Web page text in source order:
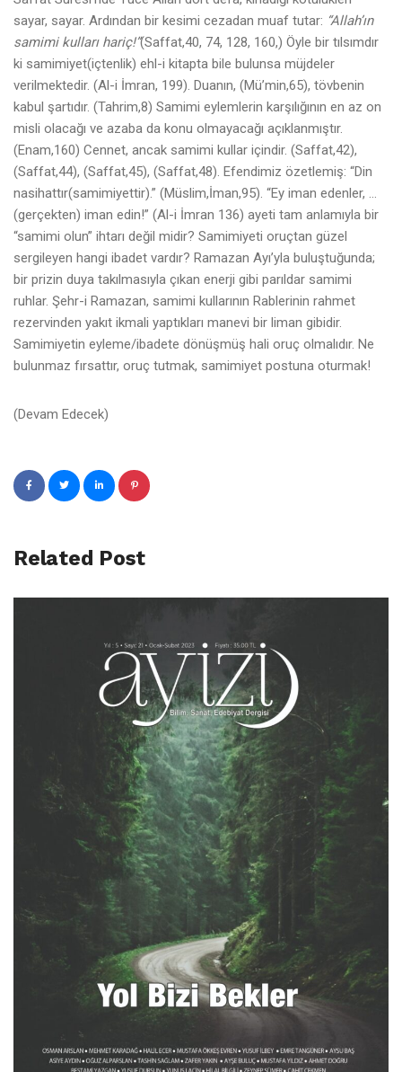
sayar, sayar. Ardından bir kesimi cezadan muaf tutar: “Allah’ın
samimi kulları hariç!”(Saffat,40, 74, 128, 160,) Öyle bir tılsımdır
ki samimiyet(içtenlik) ehl-i kitapta bile bulunsa müjdeler
verilmektedir. (Al-i İmran, 199). Duanın, (Mü’min,65), tövbenin
kabul şartıdır. (Tahrim,8) Samimi eylemlerin karşılığının en az on
misli olacağı ve azaba da konu olmayacağı açıklanmıştır.
(Enam,160) Cennet, ancak samimi kullar içindir. (Saffat,42),
(Saffat,44), (Saffat,45), (Saffat,48). Efendimiz özetlemiş: “Din
nasihattır(samimiyettir).” (Müslim,İman,95). “Ey iman edenler, …
(gerçekten) iman edin!” (Al-i İmran 136) ayeti tam anlamıyla bir
“samimi olun” ihtarı değil midir? Samimiyeti oruçtan güzel
sergileyen hangi ibadet vardır? Ramazan Ayı’yla buluştuğunda;
bir prizin duya takılmasıyla çıkan enerji gibi parıldar samimi
ruhlar. Şehr-i Ramazan, samimi kullarının Rablerinin rahmet
rezervinden yakıt ikmali yaptıkları manevi bir liman gibidir.
Samimiyetin eyleme/ibadete dönüşmüş hali oruç olmalıdır. Ne
bulunmaz fırsattır, oruç tutmak, samimiyet postuna oturmak!
(Devam Edecek)
Related Post